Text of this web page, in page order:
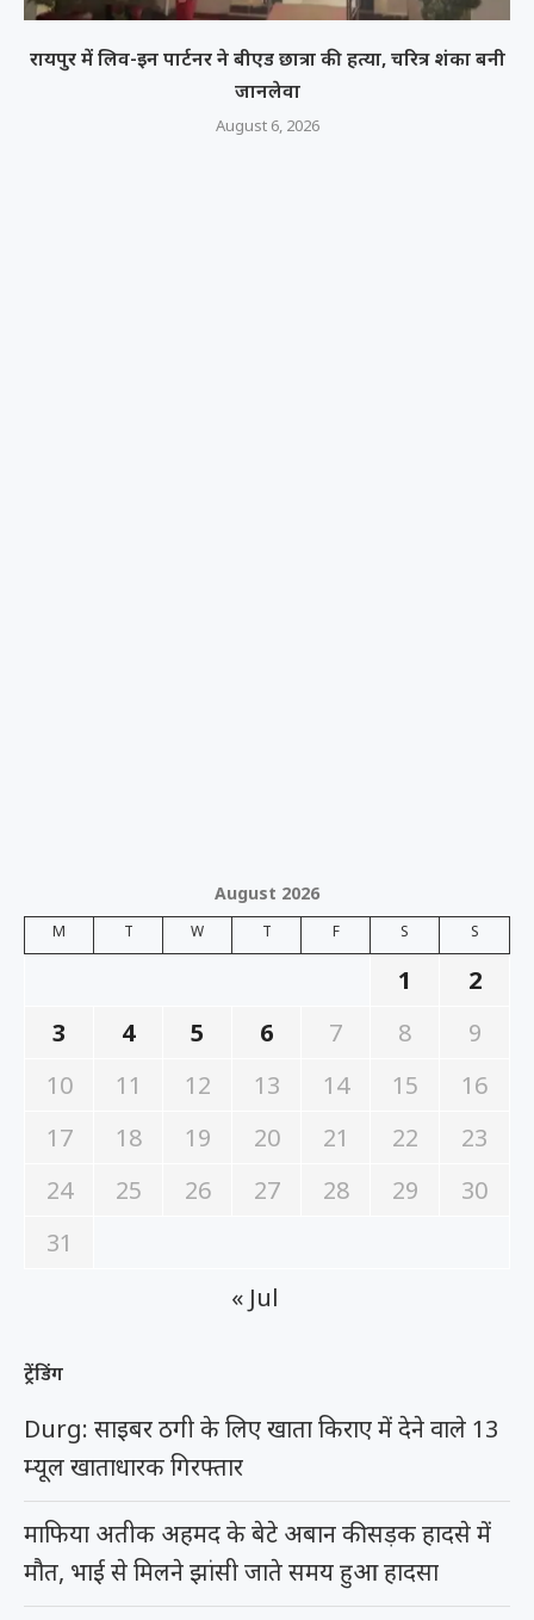
रायपुर में लिव-इन पार्टनर ने बीएड छात्रा की हत्या, चरित्र शंका बनी
जानलेवा
August 6, 2026
August 2026
M T W T F S S
1
2
3
4 5 6 7 8
9
10
11 12 13 14 15
16
17
18 19 20 21 22
23
24
25 26 27 28 29
30
31
« Jul
ट्रेंडिंग
Durg: साइबर ठगी के लिए खाता किराए में देने वाले 13
म्यूल खाताधारक गिरफ्तार
माफिया अतीक अहमद के बेटे अबान की सड़क हादसे में
मौत, भाई से मिलने झांसी जाते समय हुआ हादसा